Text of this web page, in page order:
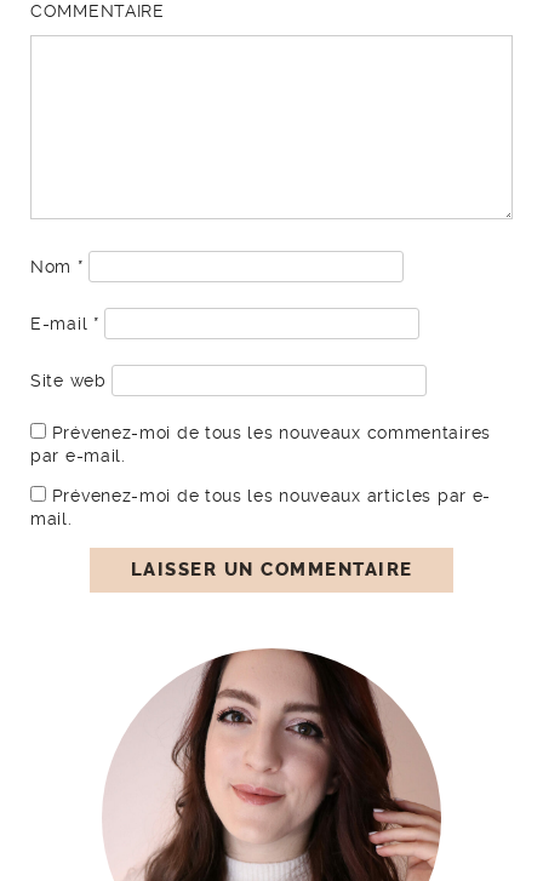
COMMENTAIRE
Nom *
E-mail *
Site web
Prévenez-moi de tous les nouveaux commentaires
par e-mail.
Prévenez-moi de tous les nouveaux articles par e-
mail.